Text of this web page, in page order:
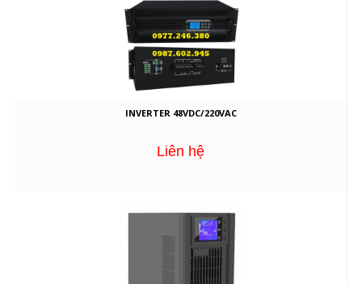
INVERTER 48VDC/220VAC
Liên hệ